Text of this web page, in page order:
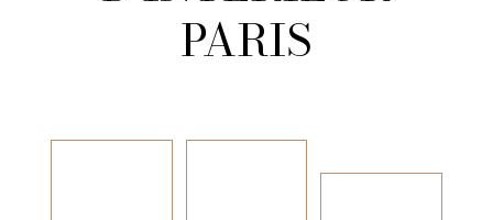
PARIS